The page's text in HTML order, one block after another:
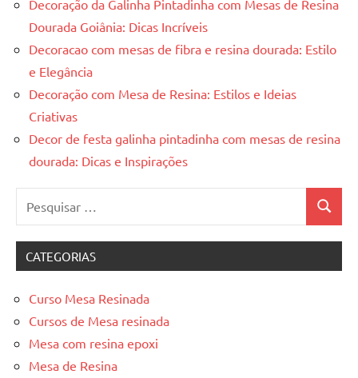
Decoração da Galinha Pintadinha com Mesas de Resina
Dourada Goiânia: Dicas Incríveis
Decoracao com mesas de fibra e resina dourada: Estilo
e Elegância
Decoração com Mesa de Resina: Estilos e Ideias
Criativas
Decor de festa galinha pintadinha com mesas de resina
dourada: Dicas e Inspirações
CATEGORIAS
Curso Mesa Resinada
Cursos de Mesa resinada
Mesa com resina epoxi
Mesa de Resina